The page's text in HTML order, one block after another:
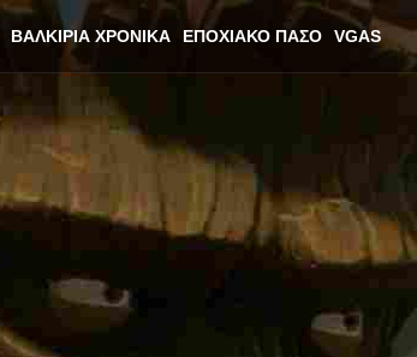
ΒΑΛΚΊΡΙΑ ΧΡΟΝΙΚΆ ΕΠΟΧΙΑΚΌ ΠΆΣΟ VGAS